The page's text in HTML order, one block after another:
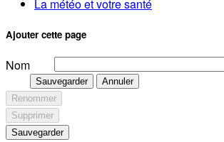
La météo et votre santé
Ajouter cette page
Nom
Sauvegarder
Annuler
Renommer
Supprimer
Sauvegarder